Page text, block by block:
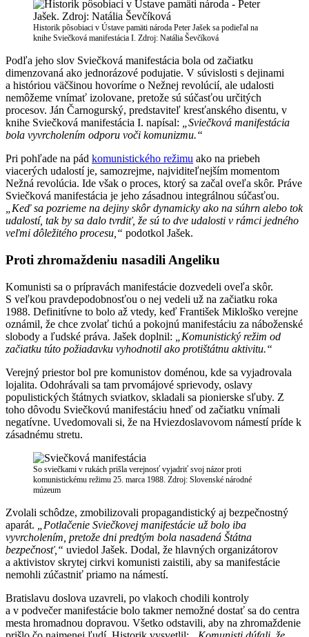
Historik pôsobiaci v Ústave pamäti národa Peter Jašek sa podieľal na
knihe Sviečková manifestácia I. Zdroj: Natália Ševčíková
Podľa jeho slov Sviečková manifestácia bola od začiatku
dimenzovaná ako jednorázové podujatie. V súvislosti s dejinami
a históriou väčšinou hovoríme o Nežnej revolúcií, ale udalosti
nemôžeme vnímať izolovane, pretože sú súčasťou určitých
procesov. Ján Čarnogurský, predstaviteľ kresťanského disentu, v
knihe Sviečková manifestácia I. napísal:
„Sviečková manifestácia
bola vyvrcholením odporu voči komunizmu.“
Pri pohľade na pád komunistického režimu ako na priebeh
viacerých udalostí je, samozrejme, najviditeľnejším momentom
Nežná revolúcia. Ide však o proces, ktorý sa začal oveľa skôr. Práve
Sviečková manifestácia je jeho zásadnou integrálnou súčasťou.
„Keď sa pozrieme na dejiny skôr dynamicky ako na súhrn alebo tok
udalostí, tak by sa dalo tvrdiť, že sú to dve udalosti v rámci jedného
veľmi dôležitého procesu,“ podotkol Jašek.
Proti zhromaždeniu nasadili Angeliku
Komunisti sa o prípravách manifestácie dozvedeli oveľa skôr.
S veľkou pravdepodobnosťou o nej vedeli už na začiatku roka
1988. Definitívne to bolo až vtedy, keď František Mikloško verejne
oznámil, že chce zvolať tichú a pokojnú manifestáciu za náboženské
slobody a ľudské práva. Jašek doplnil:
„Komunistický režim od
začiatku túto požiadavku vyhodnotil ako protištátnu aktivitu.“
Verejný priestor bol pre komunistov doménou, kde sa vyjadrovala
lojalita. Odohrávali sa tam prvomájové sprievody, oslavy
populistických štátnych sviatkov, skladali sa pionierske sľuby. Z
toho dôvodu Sviečkovú manifestáciu hneď od začiatku vnímali
negatívne. Uvedomovali si, že na Hviezdoslavovom námestí príde k
zásadnému stretu.
So sviečkami v rukách prišla verejnosť vyjadriť svoj názor proti
komunistickému režimu 25. marca 1988. Zdroj: Slovenské národné
múzeum
Zvolali schôdze, zmobilizovali propagandistický aj bezpečnostný
aparát.
„Potlačenie Sviečkovej manifestácie už bolo iba
vyvrcholením, pretože dni predtým bola nasadená Štátna
bezpečnosť,“ uviedol Jašek. Dodal, že hlavných organizátorov
a aktivistov skrytej cirkvi komunisti zaistili, aby sa manifestácie
nemohli zúčastniť priamo na námestí.
Bratislavu doslova uzavreli, po vlakoch chodili kontroly
a v podvečer manifestácie bolo takmer nemožné dostať sa do centra
mesta hromadnou dopravou. Všetko odstavili, aby na zhromaždenie